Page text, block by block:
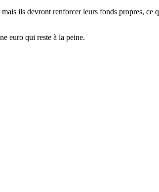
ils devront renforcer leurs fonds propres,
euro qui reste à la peine.